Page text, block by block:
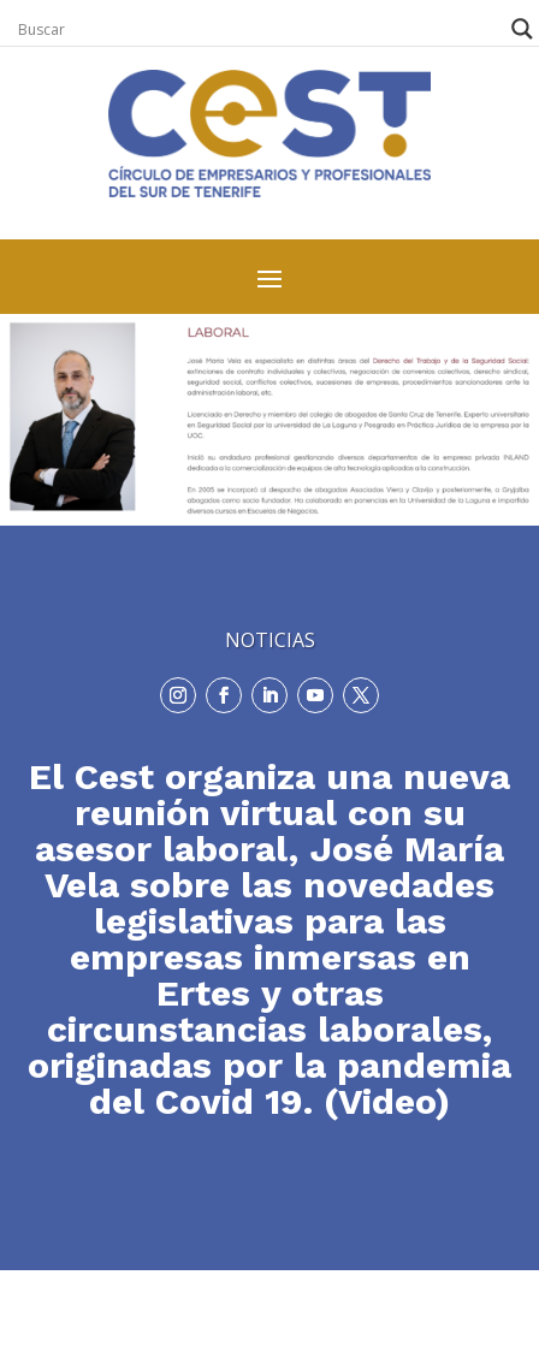
NOTICIAS
El Cest organiza una nueva
reunión virtual con su
asesor laboral, José María
Vela sobre las novedades
legislativas para las
empresas inmersas en
Ertes y otras
circunstancias laborales,
originadas por la pandemia
del Covid 19. (Video)